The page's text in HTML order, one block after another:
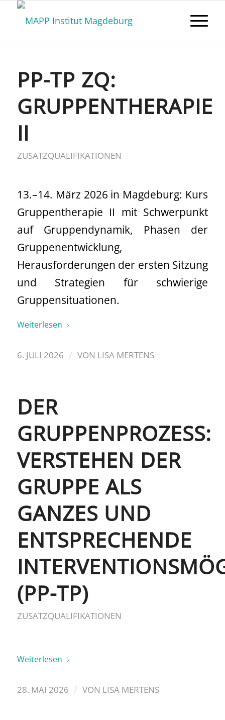
PP-TP ZQ:
GRUPPENTHERAPIE
II
ZUSATZQUALIFIKATIONEN
13.–14. März 2026 in Magdeburg: Kurs
Gruppentherapie II mit Schwerpunkt
auf Gruppendynamik, Phasen der
Gruppenentwicklung,
Herausforderungen der ersten Sitzung
und Strategien für schwierige
Gruppensituationen.
Weiterlesen
6. JULI 2026 / VON LISA MERTENS
DER
GRUPPENPROZESS:
VERSTEHEN DER
GRUPPE ALS
GANZES UND
ENTSPRECHENDE
(PP-TP)
ZUSATZQUALIFIKATIONEN
Weiterlesen
28. MAI 2026 / VON LISA MERTENS